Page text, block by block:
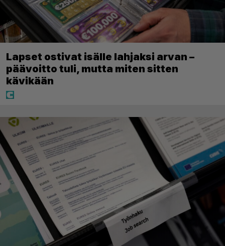
Lapset ostivat isälle lahjaksi arvan –
päävoitto tuli, mutta miten sitten
kävikään